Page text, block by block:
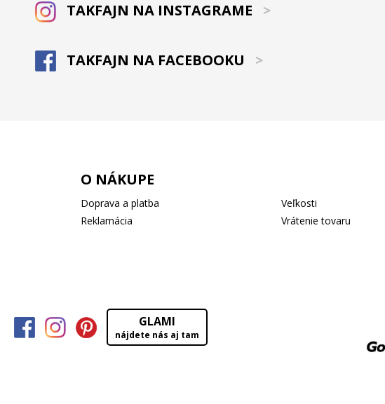
TAKFAJN NA INSTAGRAME >
TAKFAJN NA FACEBOOKU >
O NÁKUPE
Doprava a platba
Veľkosti
Reklamácia
Vrátenie tovaru
GLAMI
nájdete nás aj tam